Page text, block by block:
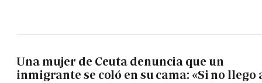
Una mujer de Ceuta denuncia que un
inmigrante se coló en su cama: «Si no llego